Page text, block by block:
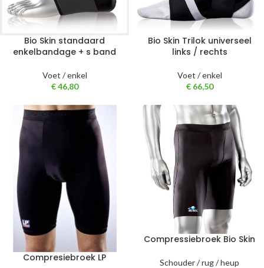
Bio Skin standaard
enkelbandage + s band
Voet / enkel
€46,80
Bio Skin Trilok universeel
links / rechts
Voet / enkel
€66,50
Compresiebroek LP
Compressiebroek Bio Skin
Schouder / rug / heup